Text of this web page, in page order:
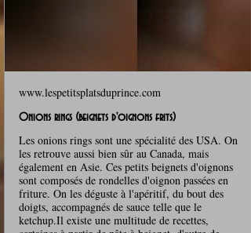
www.lespetitsplatsduprince.com
Onions rings (beignets d'oignons frits)
Les onions rings sont une spécialité des USA. On
les retrouve aussi bien sûr au Canada, mais
également en Asie. Ces petits beignets d'oignons
sont composés de rondelles d'oignon passées en
friture. On les déguste à l'apéritif, du bout des
doigts, accompagnés de sauce telle que le
ketchup.Il existe une multitude de recettes,